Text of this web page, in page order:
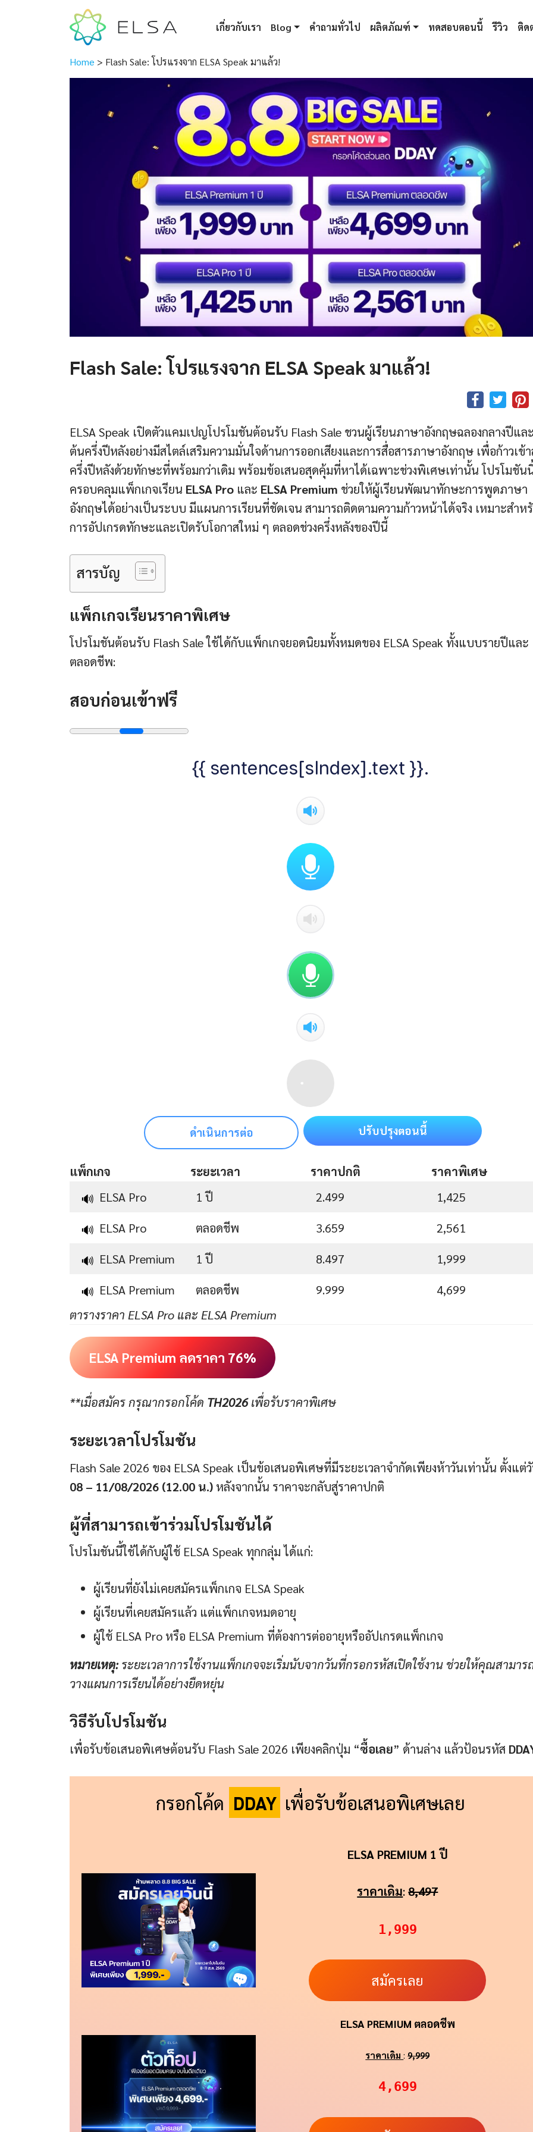
เกี่ยวกับเรา Blog คำถามทั่วไป ผลิตภัณฑ์ ทดสอบตอนนี้ รีวิว ติด
Home > Flash Sale: โปรแรงจาก ELSA Speak มาแล้ว!
Flash Sale: โปรแรงจาก ELSA Speak มาแล้ว!
ELSA Speak เปิดตัวแคมเปญโปรโมชันต้อนรับ Flash Sale ชวนผู้เรียนภาษาอังกฤษฉลองกลางปีแล
ต้นครึ่งปีหลังอย่างมีสไตล์เสริมความมั่นใจด้านการออกเสียงและการสื่อสารภาษาอังกฤษ เพื่อก้าวเข้
ครึ่งปีหลังด้วยทักษะที่พร้อมกว่าเดิม พร้อมข้อเสนอสุดคุ้มที่หาได้เฉพาะช่วงพิเศษเท่านั้น โปรโมชัน
ครอบคลุมแพ็กเกจเรียน ELSA Pro และ ELSA Premium ช่วยให้ผู้เรียนพัฒนาทักษะการพูดภาษา
อังกฤษได้อย่างเป็นระบบ มีแผนการเรียนที่ชัดเจน สามารถติดตามความก้าวหน้าได้จริง เหมาะสำห
การอัปเกรดทักษะและเปิดรับโอกาสใหม่ ๆ ตลอดช่วงครึ่งหลังของปีนี้
สารบัญ
แพ็กเกจเรียนราคาพิเศษ
โปรโมชันต้อนรับ Flash Sale ใช้ได้กับแพ็กเกจยอดนิยมทั้งหมดของ ELSA Speak ทั้งแบบรายปีและ
ตลอดชีพ:
สอบก่อนเข้าฟรี
{{ sentences[sIndex].text }}.
ดำเนินการต่อ ปรับปรุงตอนนี้
แพ็กเกจ ระยะเวลา ราคาปกติ
ราคาพิเศษ
🔊 ELSA Pro 1 ปี 2.499 1,425
🔊 ELSA Pro ตลอดชีพ 3.659 2,561
🔊 ELSA Premium 1 ปี 8.497 1,999
🔊 ELSA Premium ตลอดชีพ 9.999
4,699
ตารางราคา ELSA Pro และ ELSA Premium
ELSA Premium ลดราคา 76%
**เมื่อสมัคร กรุณากรอกโค้ด TH2026 เพื่อรับราคาพิเศษ
ระยะเวลาโปรโมชัน
Flash Sale 2026 ของ ELSA Speak เป็นข้อเสนอพิเศษที่มีระยะเวลาจำกัดเพียงห้าวันเท่านั้น ตั้งแต่
08 – 11/08/2026 (12.00 น.) หลังจากนั้น ราคาจะกลับสู่ราคาปกติ
ผู้ที่สามารถเข้าร่วมโปรโมชันได้
โปรโมชันนี้ใช้ได้กับผู้ใช้ ELSA Speak ทุกกลุ่ม ได้แก่:
ผู้เรียนที่ยังไม่เคยสมัครแพ็กเกจ ELSA Speak
ผู้เรียนที่เคยสมัครแล้ว แต่แพ็กเกจหมดอายุ
ผู้ใช้ ELSA Pro หรือ ELSA Premium ที่ต้องการต่ออายุหรืออัปเกรดแพ็กเกจ
หมายเหตุ:ระยะเวลาการใช้งานแพ็กเกจจะเริ่มนับจากวันที่กรอกรหัสเปิดใช้งาน ช่วยให้คุณสามาร
วางแผนการเรียนได้อย่างยืดหยุ่น
วิธีรับโปรโมชัน
เพื่อรับข้อเสนอพิเศษต้อนรับ Flash Sale 2026 เพียงคลิกปุ่ม “ซื้อเลย” ด้านล่าง แล้วป้อนรหัส
กรอกโค้ด DDAY เพื่อรับข้อเสนอพิเศษเลย
ELSA PREMIUM 1 ปี
ราคาเดิม:8,497
1,999
สมัครเลย
ELSA PREMIUM ตลอดชีพ
ราคาเดิม:9,999
4,699